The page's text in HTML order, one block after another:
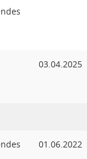
03.04.2025
01.06.2022